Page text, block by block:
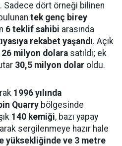
Sadece dört örneği bilinen
tek genç birey
6 teklif sahibi arasında
rekabet yaşandı. Açık
26 milyon dolara satıldı; ek
30,5 milyon dolar oldu.
1996 yılında
Quarry bölgesinde
140 kemiği, bazı yapay
sergilenmeye hazır hale
yüksekliğinde ve 3 metre